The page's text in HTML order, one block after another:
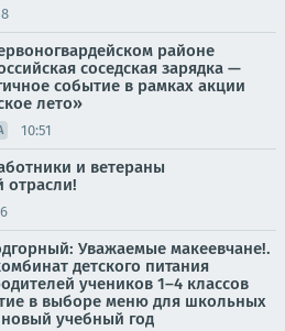
районе
соседская зарядка —
событие в рамках акции
лето»
10:51
и ветераны
отрасли!
Уважаемые макеевчане!.
детского питания
учеников 1–4 классов
в выборе меню для школьных
новый учебный год